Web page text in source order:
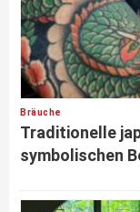
Bräuche
Traditionelle
symbolischen